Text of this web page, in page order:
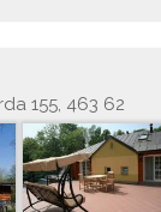
155, 463 62